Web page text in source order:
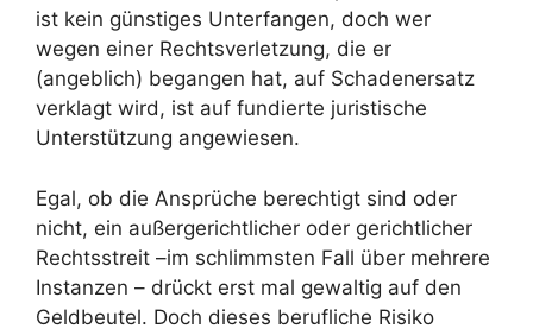
ist kein günstiges Unterfangen, doch wer
wegen einer Rechtsverletzung, die er
(angeblich) begangen hat, auf Schadenersatz
verklagt wird, ist auf fundierte juristische
Unterstützung angewiesen.
Egal, ob die Ansprüche berechtigt sind oder
nicht, ein außergerichtlicher oder gerichtlicher
Rechtsstreit –im schlimmsten Fall über mehrere
Instanzen – drückt erst mal gewaltig auf den
Geldbeutel. Doch dieses berufliche Risiko